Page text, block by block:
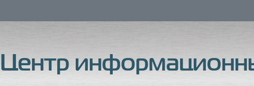
Центр